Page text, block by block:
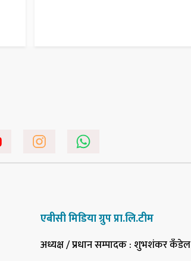
एबीसी मिडिया ग्रुप प्रा.लि.टीम
अध्यक्ष / प्रधान सम्पादक: शुभशंकर कँडेल